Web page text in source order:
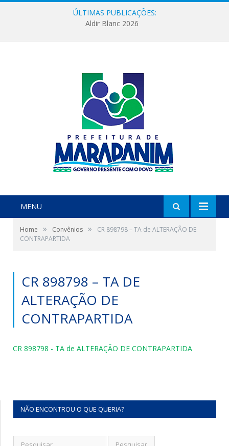
ÚLTIMAS PUBLICAÇÕES:
Aldir Blanc 2026
MENU
Home » Convênios »
CR 898798 – TA de ALTERAÇÃO DE
CONTRAPARTIDA
CR 898798 – TA DE
ALTERAÇÃO DE
CONTRAPARTIDA
CR 898798 - TA de ALTERAÇÃO DE CONTRAPARTIDA
NÃO ENCONTROU O QUE QUERIA?